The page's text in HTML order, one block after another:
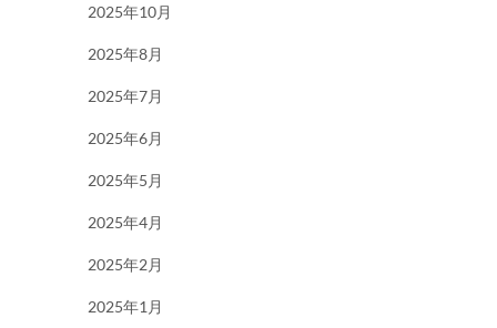
2025年10月
2025年8月
2025年7月
2025年6月
2025年5月
2025年4月
2025年2月
2025年1月